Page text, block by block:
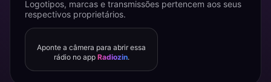
Logotipos, marcas e transmissões pertencem aos seus
respectivos proprietários.
Aponte a câmera para abrir essa
rádio no app Radiozin.